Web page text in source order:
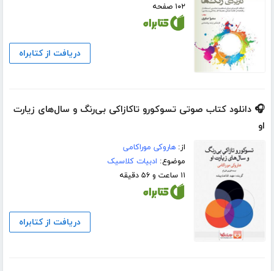
۱۰۲ صفحه
دریافت از کتابراه
🎧 دانلود کتاب صوتی تسوکورو تاکازاکی بی‌رنگ و سال‌های زیارت
او
از:هاروکی موراکامی
موضوع: ادبیات کلاسیک
۱۱ ساعت و ۵۶ دقیقه
دریافت از کتابراه